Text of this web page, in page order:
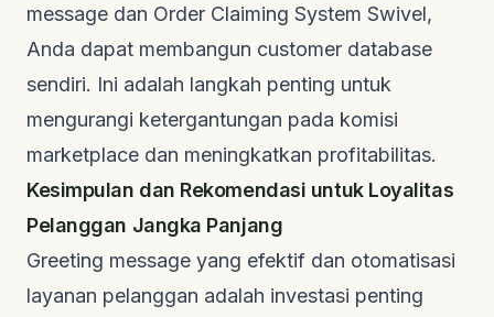
message dan Order Claiming System Swivel,
Anda dapat membangun customer database
sendiri. Ini adalah langkah penting untuk
mengurangi ketergantungan pada komisi
marketplace dan meningkatkan profitabilitas.
Kesimpulan dan Rekomendasi untuk Loyalitas
Pelanggan Jangka Panjang
Greeting message yang efektif dan otomatisasi
layanan pelanggan adalah investasi penting